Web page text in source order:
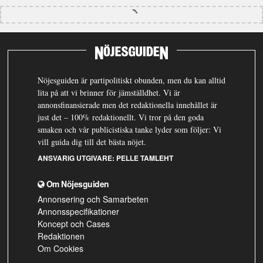
Nöjesguiden är partipolitiskt obunden, men du kan alltid
lita på att vi brinner för jämställdhet. Vi är
annonsfinansierade men det redaktionella innehållet är
just det – 100% redaktionellt. Vi tror på den goda
smaken och vår publicistiska tanke lyder som följer: Vi
vill guida dig till det bästa nöjet.
ANSVARIG UTGIVARE: PELLE TAMLEHT
Om Nöjesguiden
Annonsering och Samarbeten
Annonsspecifikationer
Koncept och Cases
Redaktionen
Om Cookies